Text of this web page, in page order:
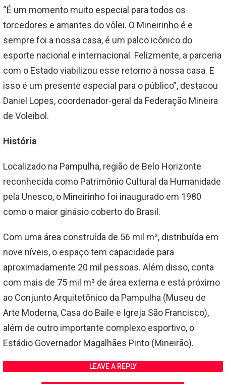
“É um momento muito especial para todos os
torcedores e amantes do vôlei. O Mineirinho é e
sempre foi a nossa casa, é um palco icônico do
esporte nacional e internacional. Felizmente, a parceria
com o Estado viabilizou esse retorno à nossa casa. E
isso é um presente especial para o público”, destacou
Daniel Lopes, coordenador-geral da Federação Mineira
de Voleibol.
História
Localizado na Pampulha, região de Belo Horizonte
reconhecida como Patrimônio Cultural da Humanidade
pela Unesco, o Mineirinho foi inaugurado em 1980
como o maior ginásio coberto do Brasil.
Com uma área construída de 56 mil m², distribuída em
nove níveis, o espaço tem capacidade para
aproximadamente 20 mil pessoas. Além disso, conta
com mais de 75 mil m² de área externa e está próximo
ao Conjunto Arquitetônico da Pampulha (Museu de
Arte Moderna, Casa do Baile e Igreja São Francisco),
além de outro importante complexo esportivo, o
Estádio Governador Magalhães Pinto (Mineirão).
LEAVE A REPLY